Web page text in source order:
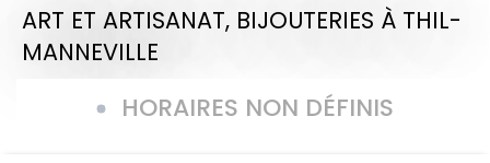
ART ET ARTISANAT, BIJOUTERIES À THIL-
MANNEVILLE
HORAIRES NON DÉFINIS